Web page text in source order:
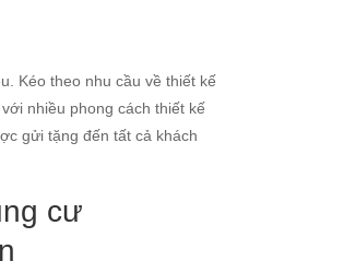
Kéo theo nhu cầu về thiết kế
nhiều phong cách thiết kế
gửi tặng đến tất cả khách
cư